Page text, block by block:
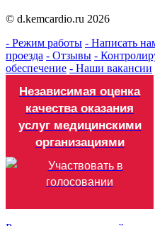
© d.kemcardio.ru 2026
- Режим работы - Написать
проезда - Отзывы -
обеспечение - Наши вакансии
Независимая оценка
качества оказания
услуг медицинскими
организациями